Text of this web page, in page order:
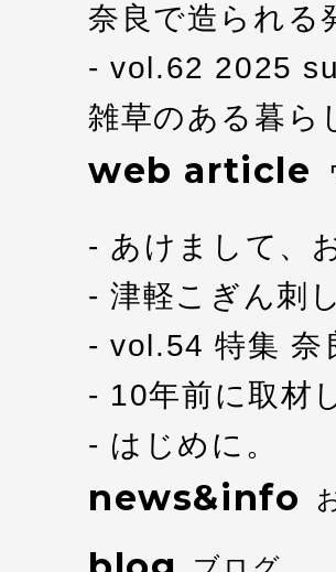
奈良で造られる
vol.62 2025
雑草のある暮ら
web article
あけまして、
津軽こぎん刺
vol.54 特集
10年前に取材
はじめに。
news&info